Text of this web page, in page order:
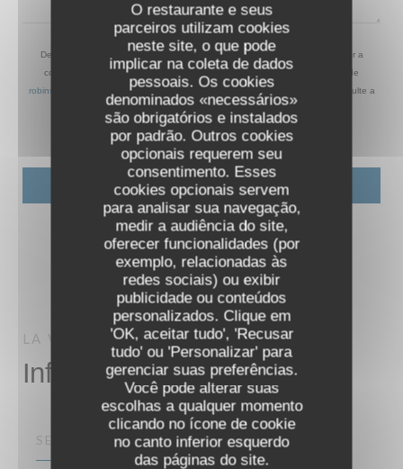
O restaurante e seus
parceiros utilizam cookies
neste site, o que pode
implicar na coleta de dados
pessoais. Os cookies
denominados «necessários»
são obrigatórios e instalados
por padrão. Outros cookies
opcionais requerem seu
consentimento. Esses
cookies opcionais servem
para analisar sua navegação,
medir a audiência do site,
oferecer funcionalidades (por
exemplo, relacionadas às
redes sociais) ou exibir
publicidade ou conteúdos
personalizados. Clique em
'OK, aceitar tudo', 'Recusar
tudo' ou 'Personalizar' para
gerenciar suas preferências.
Você pode alterar suas
escolhas a qualquer momento
clicando no ícone de cookie
no canto inferior esquerdo
das páginas do site.
De acordo com a legislação de proteção de dados, tem o direito de se opor a
comunicações de marketing. Pode registar-se na Lista Robinson através de
robinson.pt
. Para mais informações sobre o tratamento dos seus dados, consulte a
nossapolítica de privacidade.
LA VERAISONPARIS
Informações gerais
SERVIÇOS
LA VERAISON